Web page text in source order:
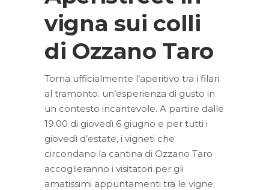
vigna sui colli
di Ozzano Taro
Torna ufficialmente l’aperitivo tra i filari
al tramonto: un’esperienza di gusto in
un contesto incantevole. A partire dalle
19.00 di giovedì 6 giugno e per tutti i
giovedì d’estate, i vigneti che
circondano la cantina di Ozzano Taro
accoglieranno i visitatori per gli
amatissimi appuntamenti tra le vigne: